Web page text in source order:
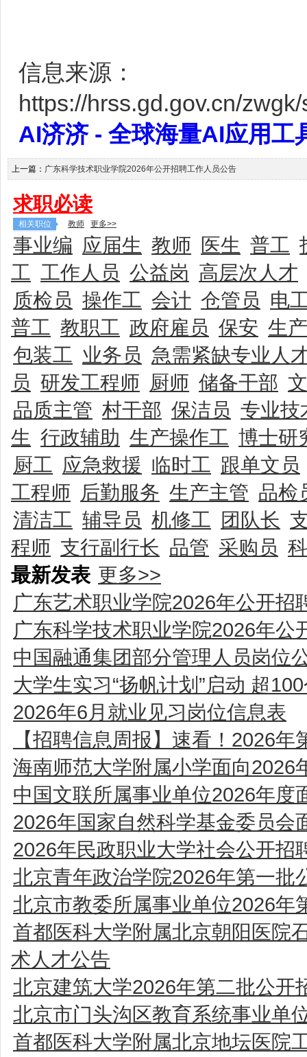
信息来源：
https://hrss.gd.gov.cn/
AI济济 - 全球海量AI应用
上一篇： 广东科学技术职业学院2026年公开招聘工作人员公告
求职必读
相关职位 教师 更多>>
事业编 应届生 教师 医生 普工
工 工作人员 公益岗 高层次人才
质检员 操作工 会计 仓管员 电
普工 教职工 政府雇员 保安 生
包装工 业务员 急需紧缺专业人
员 研发工程师 厨师 储备干部
品质主管 村干部 保洁员 专业技
生 行政辅助 生产操作工 博士研
厨工 应急救援 临时工 跟单文员
工程师 后勤服务 生产主管 品检
清洁工 辅导员 机修工 团队长
程师 支行副行长 品管 采购员
最新发表 更多>>
广东艺术职业学院2026年公开招
广东科学技术职业学院2026年公
中国融通集团部分管理人员岗位
大学生实习“扬帆计划”启动 超
2026年6月就业见习岗位信息表
【招聘信息周报】速看！2026
海南师范大学附属小学面向2026
中国文联所属事业单位2026年度
2026年国家自然科学基金委员会
2026年民政职业大学社会公开招
北京青年政治学院2026年第一批
北京市教委所属事业单位2026年
首都医科大学附属北京朝阳医院
术人才公告
北京建筑大学2026年第二批公开
北京市门头沟区教育系统事业单
首都医科大学附属北京地坛医院